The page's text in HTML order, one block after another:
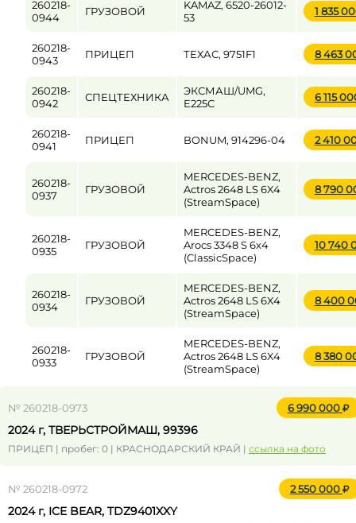
260218-
0944
ГРУЗОВОЙ
KAMAZ, 6520-26012-
53
1 835
260218-
0943
ПРИЦЕП ТЕХАС, 9751F1 8 463
260218-
0942
СПЕЦТЕХНИКА
ЭКСМАШ/UMG,
E225C
6 115
260218-
0941
ПРИЦЕП BONUM, 914296-04 2 410
260218-
0937
ГРУЗОВОЙ
MERCEDES-BENZ,
Actros 2648 LS 6X4
(StreamSpace)
8 790
260218-
0935
ГРУЗОВОЙ
MERCEDES-BENZ,
Arocs 3348 S 6x4
(ClassicSpace)
10 740
260218-
0934
ГРУЗОВОЙ
MERCEDES-BENZ,
Actros 2648 LS 6X4
(StreamSpace)
8 400
260218-
0933
ГРУЗОВОЙ
MERCEDES-BENZ,
Actros 2648 LS 6X4
(StreamSpace)
8 380
№ 260218-0973 6 990 000
2024 г, ТВЕРЬСТРОЙМАШ, 99396
ПРИЦЕП | пробег: 0 | КРАСНОДАРСКИЙ КРАЙ | ссылка на фото
№ 260218-0972 2 550 000
2024 г, ICE BEAR, TDZ9401XXY